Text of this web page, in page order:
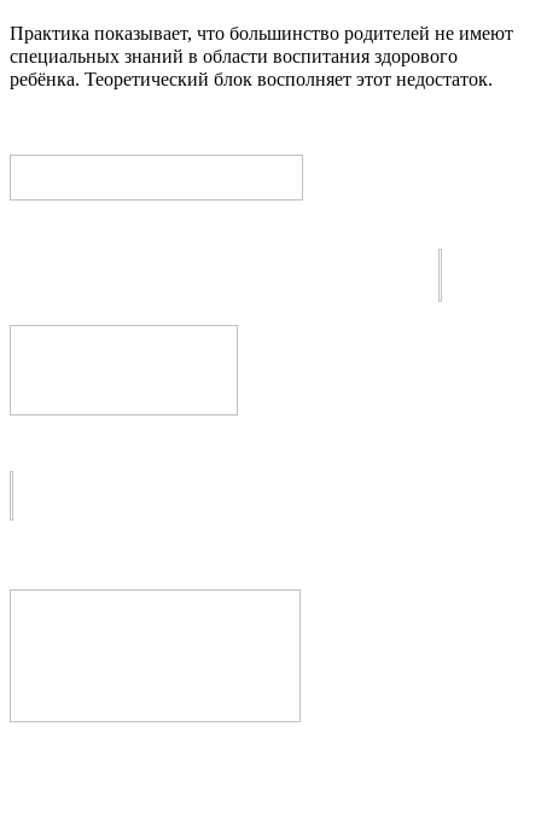
Практика показывает, что большинство родителей не имеют
специальных знаний в области воспитания здорового
ребёнка. Теоретический блок восполняет этот недостаток.